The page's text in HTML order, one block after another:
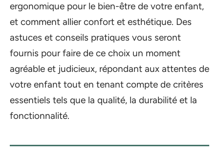
ergonomique pour le bien-être de votre enfant,
et comment allier confort et esthétique. Des
astuces et conseils pratiques vous seront
fournis pour faire de ce choix un moment
agréable et judicieux, répondant aux attentes de
votre enfant tout en tenant compte de critères
essentiels tels que la qualité, la durabilité et la
fonctionnalité.